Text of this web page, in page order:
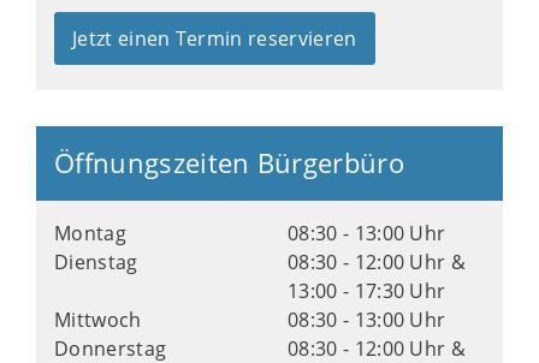
Jetzt einen Termin reservieren
Öffnungszeiten Bürgerbüro
Montag
08:30 - 13:00 Uhr
Dienstag
08:30 - 12:00 Uhr &
13:00 - 17:30 Uhr
Mittwoch
08:30 - 13:00 Uhr
Donnerstag
08:30 - 12:00 Uhr &